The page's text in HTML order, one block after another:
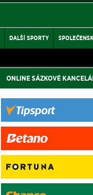
DALŠÍ SPORTY
ONLINE SÁZKOVÉ